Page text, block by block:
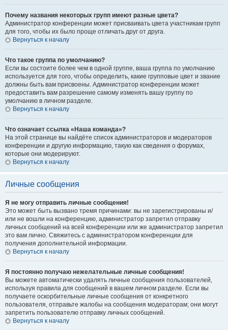
Почему названия некоторых групп имеют разные цвета?
Администратор конференции может присваивать цвета участникам групп
для того, чтобы их было проще отличать друг от друга.
Вернуться к началу
Что такое группа по умолчанию?
Если вы состоите более чем в одной группе, ваша группа по умолчанию
используется для того, чтобы определить, какие групповые цвет и звание
должны быть вам присвоены. Администратор конференции может
предоставить вам разрешение самому изменять вашу группу по
умолчанию в личном разделе.
Вернуться к началу
Что означает ссылка «Наша команда»?
На этой странице вы найдёте список администраторов и модераторов
конференции и другую информацию, такую как сведения о форумах,
которые они модерируют.
Вернуться к началу
Личные сообщения
Я не могу отправить личные сообщения!
Это может быть вызвано тремя причинами: вы не зарегистрированы и/
или не вошли на конференцию, администратор запретил отправку
личных сообщений на всей конференции или же администратор запретил
это вам лично. Свяжитесь с администратором конференции для
получения дополнительной информации.
Вернуться к началу
Я постоянно получаю нежелательные личные сообщения!
Вы можете автоматически удалять личные сообщения пользователей,
используя правила для сообщений в вашем личном разделе. Если вы
получаете оскорбительные личные сообщения от конкретного
пользователя, отправьте жалобы на сообщения модераторам; они могут
запретить пользователю отправку личных сообщений.
Вернуться к началу